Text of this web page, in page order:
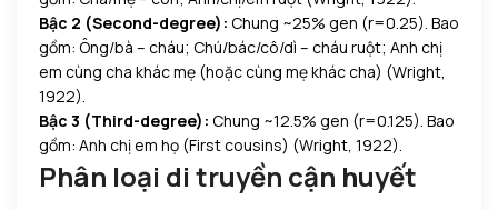
Bậc 2 (Second-degree): Chung ~25% gen (r=0.25). Bao
gồm: Ông/bà – cháu; Chú/bác/cô/dì – cháu ruột; Anh chị
em cùng cha khác mẹ (hoặc cùng mẹ khác cha) (Wright,
1922).
Bậc 3 (Third-degree): Chung ~12.5% gen (r=0.125). Bao
gồm: Anh chị em họ (First cousins) (Wright, 1922).
Phân loại di truyền cận huyết